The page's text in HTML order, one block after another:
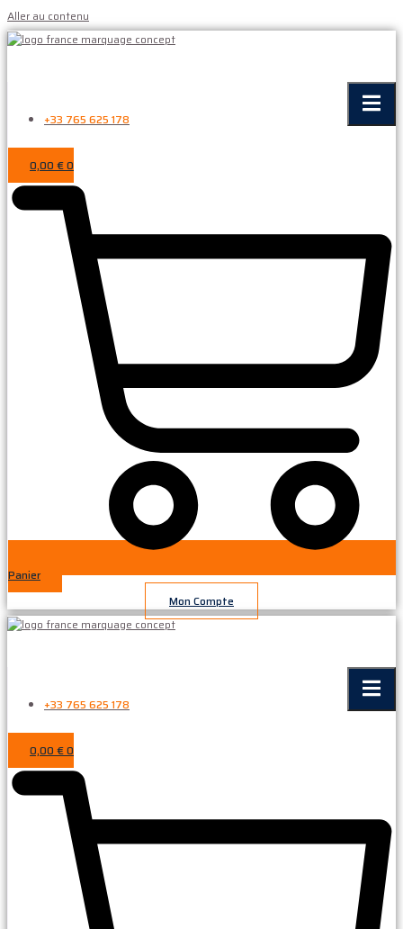
Aller au contenu
+33 765 625 178
0,00 €0
Panier
Mon Compte
+33 765 625 178
0,00 €0